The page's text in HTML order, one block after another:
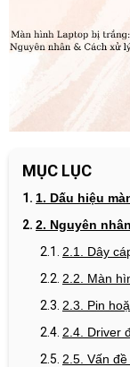
MỤC LỤC
1. Dấu hiệu
2. Nguyên
2.1. Dây
2.2. Màn
2.3. Pin
2.4. Driver
2.5. Vấn